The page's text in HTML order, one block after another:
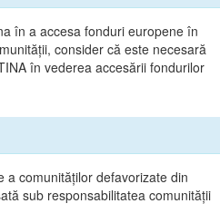
în a accesa fonduri europene în
consider că este necesară
în vederea accesării fondurilor
a comunităților defavorizate din
sub responsabilitatea comunității